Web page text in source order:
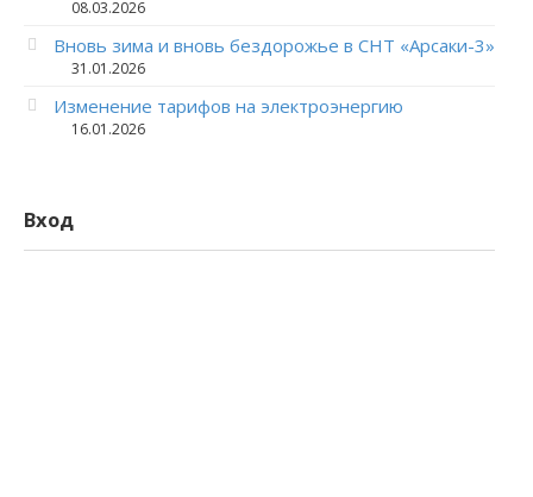
08.03.2026
Вновь зима и вновь бездорожье в СНТ «Арсаки-3»
31.01.2026
Изменение тарифов на электроэнергию
16.01.2026
Вход